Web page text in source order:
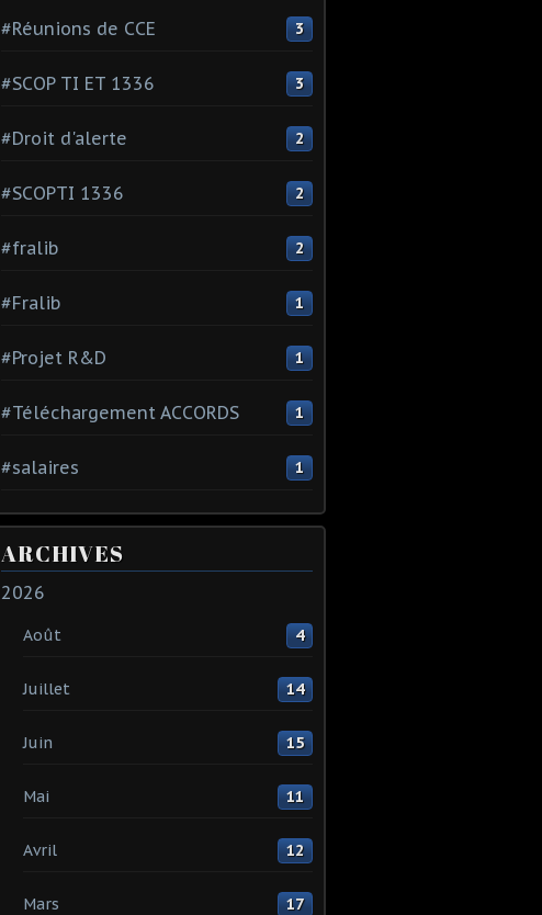
#Réunions de CCE 3
#SCOP TI ET 1336 3
#Droit d'alerte 2
#SCOPTI 1336 2
#fralib 2
#Fralib 1
#Projet R&D 1
#Téléchargement ACCORDS 1
#salaires 1
ARCHIVES
2026
Août 4
Juillet 14
Juin 15
Mai 11
Avril 12
Mars 17